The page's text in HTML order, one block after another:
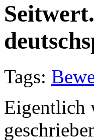
Tags:
Eigentlich